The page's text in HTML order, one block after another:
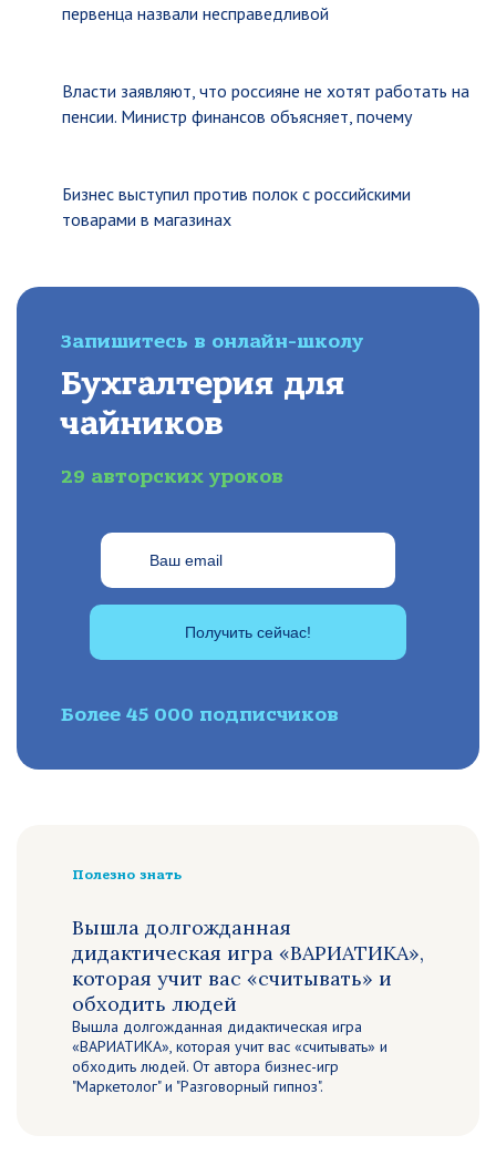
первенца назвали несправедливой
Власти заявляют, что россияне не хотят работать на
пенсии. Министр финансов объясняет, почему
Бизнес выступил против полок с российскими
товарами в магазинах
Запишитесь в онлайн-школу
Бухгалтерия для
чайников
29 авторских уроков
Получить сейчас!
Более 45 000 подписчиков
Полезно знать
Вышла долгожданная
дидактическая игра «ВАРИАТИКА»,
которая учит вас «считывать» и
обходить людей
Вышла долгожданная дидактическая игра
«ВАРИАТИКА», которая учит вас «считывать» и
обходить людей. От автора бизнес-игр
"Маркетолог" и "Разговорный гипноз".